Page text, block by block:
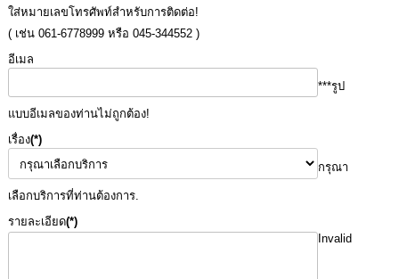
ป้องกัน
การ
ทุจริต
มาตรการ
ส่ง
เสริม
คุณธรรม
และ
ความ
โปร่งใส
ร้อง
ใส่หมายเลขโทรศัพท์สำหรับการติดต่อ!
( เช่น 061-6778999 หรือ 045-344552 )
อีเมล
***รูป
แบบอีเมลของท่านไม่ถูกต้อง!
เรื่อง(*)
กรุณา
เลือกบริการที่ท่านต้องการ.
รายละเอียด(*)
Invalid